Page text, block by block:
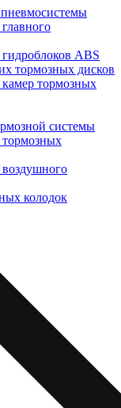
ABS
тормозных дисков
тормозных
системы
колодок